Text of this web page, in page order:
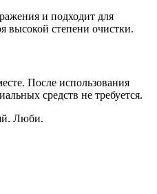
и подходит для
высокой степени очистки.
После использования
средств не требуется.
Люби.